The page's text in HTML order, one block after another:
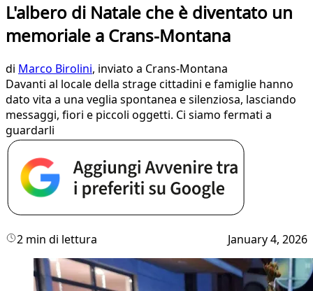
L'albero di Natale che è diventato un
memoriale a Crans-Montana
di Marco Birolini, inviato a Crans-Montana
Davanti al locale della strage cittadini e famiglie hanno
dato vita a una veglia spontanea e silenziosa, lasciando
messaggi, fiori e piccoli oggetti. Ci siamo fermati a
guardarli
2 min di lettura January 4, 2026